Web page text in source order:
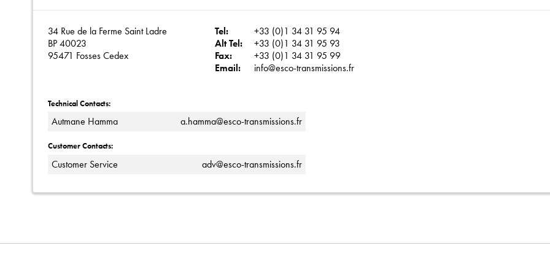
34 Rue de la Ferme Saint Ladre
BP 40023
95471 Fosses Cedex
Tel:
+33 (0)1 34 31 95 94
Alt Tel:
+33 (0)1 34 31 95 93
Fax:
+33 (0)1 34 31 95 99
Email:
info@esco-transmissions.fr
Technical Contacts:
Autmane Hamma a.hamma@esco-transmissions.fr
Customer Contacts:
Customer Service adv@esco-transmissions.fr